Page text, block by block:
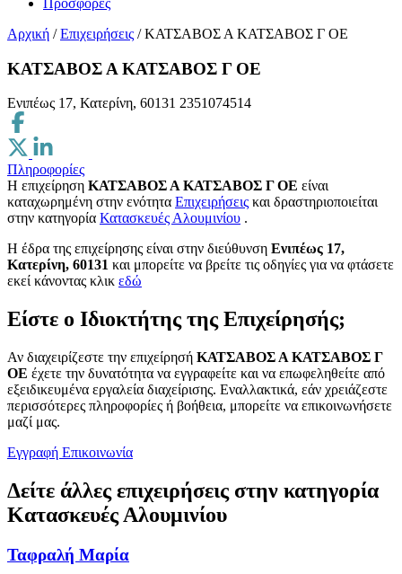
Προσφορές
Αρχική / Επιχειρήσεις / ΚΑΤΣΑΒΟΣ Α ΚΑΤΣΑΒΟΣ Γ ΟΕ
ΚΑΤΣΑΒΟΣ Α ΚΑΤΣΑΒΟΣ Γ ΟΕ
Ενιπέως 17, Κατερίνη, 60131 2351074514
Πληροφορίες
Η επιχείρηση ΚΑΤΣΑΒΟΣ Α ΚΑΤΣΑΒΟΣ Γ ΟΕ είναι
καταχωρημένη στην ενότητα Επιχειρήσεις και δραστηριοποιείται
στην κατηγορία Κατασκευές Αλουμινίου .
H έδρα της επιχείρησης είναι στην διεύθυνση Ενιπέως 17,
Κατερίνη, 60131 και μπορείτε να βρείτε τις οδηγίες για να φτάσετε
εκεί κάνοντας κλικ εδώ
Είστε ο Ιδιοκτήτης της Επιχείρησής;
Αν διαχειρίζεστε την επιχείρησή ΚΑΤΣΑΒΟΣ Α ΚΑΤΣΑΒΟΣ Γ
ΟΕ έχετε την δυνατότητα να εγγραφείτε και να επωφεληθείτε από
εξειδικευμένα εργαλεία διαχείρισης. Εναλλακτικά, εάν χρειάζεστε
περισσότερες πληροφορίες ή βοήθεια, μπορείτε να επικοινωνήσετε
μαζί μας.
Εγγραφή Επικοινωνία
Δείτε άλλες επιχειρήσεις στην κατηγορία
Κατασκευές Αλουμινίου
Ταφραλή Μαρία